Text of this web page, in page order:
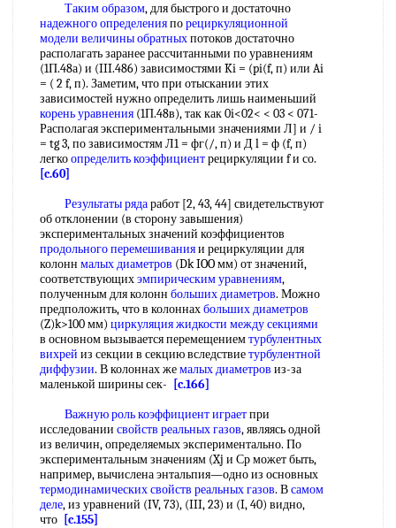
Таким образом, для быстрого и достаточно
надежного определенияпорециркуляционной
модели величины обратныхпотоков достаточно
располагать заранее рассчитанными по уравнениям
(1П.48а) и (III.486) зависимостями Ki = (pi(f, п) или Ai
= ( 2 f, п). Заметим, что при отыскании этих
зависимостей нужно определить лишь наименьший
корень уравнения (1П.48в), так как 0i<02< < 03 < 071-
Располагая экспериментальными значениями Л] и / i
= tg 3, по зависимостям Л1 = фг(/, п) и Д l = ф (f, п)
легкоопределить коэффициентрециркуляции f и со.
[c.60]
Результаты рядаработ [2, 43, 44] свидетельствуют
об отклонении (в сторону завышения)
экспериментальных значений коэффициентов
продольного перемешиванияи рециркуляции для
колонн малых диаметров (Dk IOO мм) от значений,
соответствующихэмпирическим уравнениям,
полученным для колонн больших диаметров. Можно
предположить, что в колоннахбольших диаметров
(Z)k>100 мм) циркуляция жидкости между секциями
в основном вызывается перемещениемтурбулентных
вихрей из секции в секцию вследствиетурбулентной
диффузии. В колоннах жемалых диаметров из-за
маленькой ширины сек-
[c.166]
Важную ролькоэффициент играетпри
исследовании свойств реальных газов, являясь одной
из величин, определяемых экспериментально. По
экспериментальным значениям (Xj и Ср может быть,
например, вычислена энтальпия—одно из основных
термодинамических свойств реальных газов. Всамом
деле, из уравнений (IV, 73), (III, 23) и (I, 40) видно,
что [c.155]